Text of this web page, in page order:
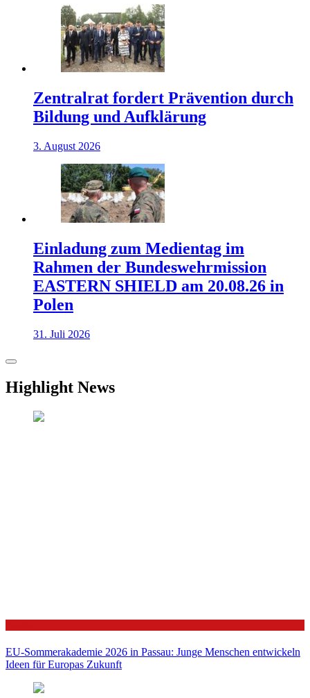
Zentralrat fordert Prävention durch
Bildung und Aufklärung
3. August 2026
Einladung zum Medientag im
Rahmen der Bundeswehrmission
EASTERN SHIELD am 20.08.26 in
Polen
31. Juli 2026
Highlight News
EU-Sommerakademie 2026 in Passau: Junge Menschen entwickeln
Ideen für Europas Zukunft